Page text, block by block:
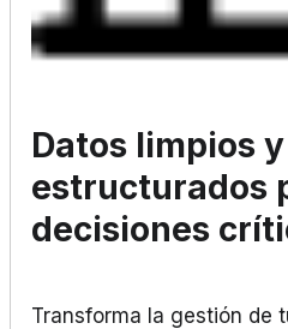
Datos limpios y
estructurados
decisiones
Transforma la gestión de